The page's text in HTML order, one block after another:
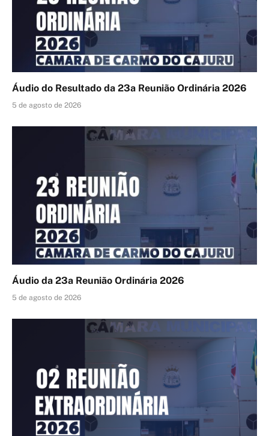
Áudio do Resultado da 23a Reunião Ordinária 2026
5 de agosto de 2026
Áudio da 23a Reunião Ordinária 2026
5 de agosto de 2026